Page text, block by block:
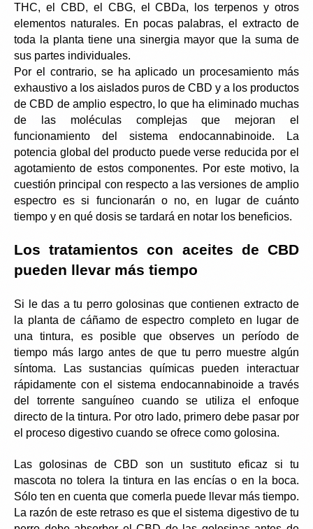
THC, el CBD, el CBG, el CBDa, los terpenos y otros
elementos naturales. En pocas palabras, el extracto de
toda la planta tiene una sinergia mayor que la suma de
sus partes individuales.
Por el contrario, se ha aplicado un procesamiento más
exhaustivo a los aislados puros de CBD y a los productos
de CBD de amplio espectro, lo que ha eliminado muchas
de las moléculas complejas que mejoran el
funcionamiento del sistema endocannabinoide. La
potencia global del producto puede verse reducida por el
agotamiento de estos componentes. Por este motivo, la
cuestión principal con respecto a las versiones de amplio
espectro es si funcionarán o no, en lugar de cuánto
tiempo y en qué dosis se tardará en notar los beneficios.
Los tratamientos con aceites de CBD
pueden llevar más tiempo
Si le das a tu perro golosinas que contienen extracto de
la planta de cáñamo de espectro completo en lugar de
una tintura, es posible que observes un período de
tiempo más largo antes de que tu perro muestre algún
síntoma. Las sustancias químicas pueden interactuar
rápidamente con el sistema endocannabinoide a través
del torrente sanguíneo cuando se utiliza el enfoque
directo de la tintura. Por otro lado, primero debe pasar por
el proceso digestivo cuando se ofrece como golosina.
Las golosinas de CBD son un sustituto eficaz si tu
mascota no tolera la tintura en las encías o en la boca.
Sólo ten en cuenta que comerla puede llevar más tiempo.
La razón de este retraso es que el sistema digestivo de tu